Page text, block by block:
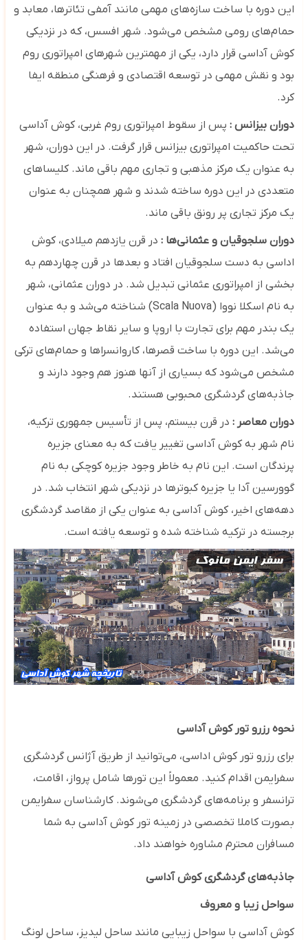
این دوره با ساخت سازه‌های مهمی مانند آمفی ‌تئاترها، معابد و
حمام‌های رومی مشخص می‌شود. شهر افسس، که در نزدیکی
کوش آداسی قرار دارد، یکی از مهمترین شهرهای امپراتوری روم
بود و نقش مهمی در توسعه اقتصادی و فرهنگی منطقه ایفا
کرد.
دوران بیزانس :پس از سقوط امپراتوری روم غربی، کوش آداسی
تحت حاکمیت امپراتوری بیزانس قرار گرفت. در این دوران، شهر
به عنوان یک مرکز مذهبی و تجاری مهم باقی ماند. کلیساهای
متعددی در این دوره ساخته شدند و شهر همچنان به عنوان
یک مرکز تجاری پر رونق باقی ماند.
دوران سلجوقیان و عثمانی‌ها : در قرن یازدهم میلادی، کوش
اداسی به دست سلجوقیان افتاد و بعدها در قرن چهاردهم به
بخشی از امپراتوری عثمانی تبدیل شد. در دوران عثمانی، شهر
به نام اسکلا نووا (Scala Nuova) شناخته می‌شد و به عنوان
یک بندر مهم برای تجارت با اروپا و سایر نقاط جهان استفاده
می‌شد. این دوره با ساخت قصرها، کاروانسراها و حمام‌های ترکی
مشخص می‌شود که بسیاری از آنها هنوز هم وجود دارند و
جاذبه‌های گردشگری محبوبی هستند.
دوران معاصر : در قرن بیستم، پس از تأسیس جمهوری ترکیه،
نام شهر به کوش آداسی تغییر یافت که به معنای جزیره
پرندگان است. این نام به خاطر وجود جزیره کوچکی به نام
گوورسین آدا یا جزیره کبوترها در نزدیکی شهر انتخاب شد. در
دهه‌های اخیر، کوش آداسی به عنوان یکی از مقاصد گردشگری
برجسته در ترکیه شناخته شده و توسعه یافته است.
نحوه رزرو تور کوش آداسی
برای رزرو تور کوش اداسی، می‌توانید از طریق آژانس‌ گردشگری
سفرایمن اقدام کنید. معمولاً این تورها شامل پرواز، اقامت،
ترانسفر و برنامه‌های گردشگری می‌شوند. کارشناسان سفرایمن
بصورت کاملا تخصصی در زمینه تور کوش آداسی به شما
مسافران محترم مشاوره خواهند داد.
جاذبه‌های گردشگری کوش آداسی
سواحل زیبا و معروف
کوش آداسی با سواحل زیبایی مانند ساحل لیدیز، ساحل لونگ